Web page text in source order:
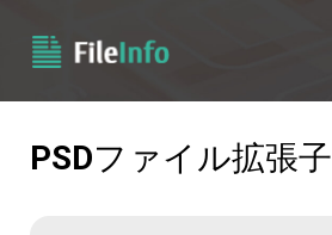
PSDファイル拡張子